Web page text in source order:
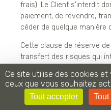
frais). Le Client s'interdit
paiement, de revendre,
céder de quelque manière
Cette clause de réserve
transfert des risques qui
moment où le Client ou un
physiquement
Ce site utilise des cookies
ceux que vous souhaitez
Tout accepter Tout